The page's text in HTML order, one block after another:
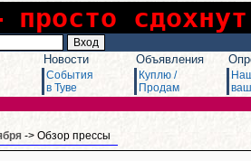
Новости
События
в Туве
Объявления
Куплю /
Продам
-> Обзор прессы